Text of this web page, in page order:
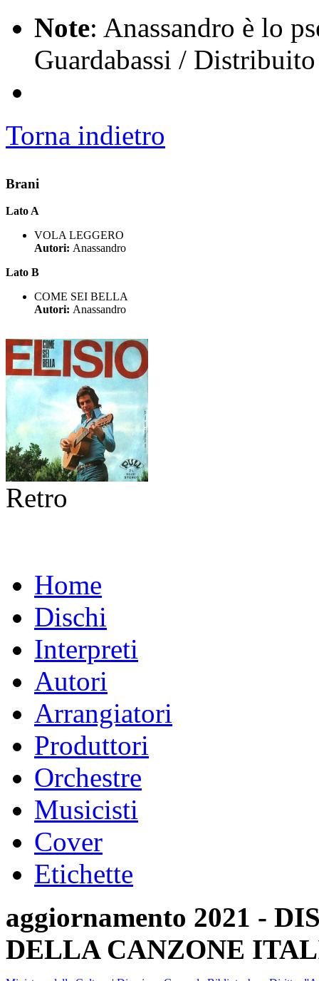
Note: Anassandro è lo
Guardabassi /
Torna indietro
Brani
Lato A
VOLA LEGGERO
Autori: Anassandro
Lato B
COME SEI BELLA
Autori: Anassandro
Retro
Home
Dischi
Interpreti
Autori
Arrangiatori
Produttori
Orchestre
Musicisti
Cover
Etichette
aggiornamento 2021 -
DELLA CANZONE